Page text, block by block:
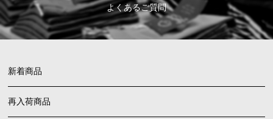
よくあるご質問
新着商品
再入荷商品